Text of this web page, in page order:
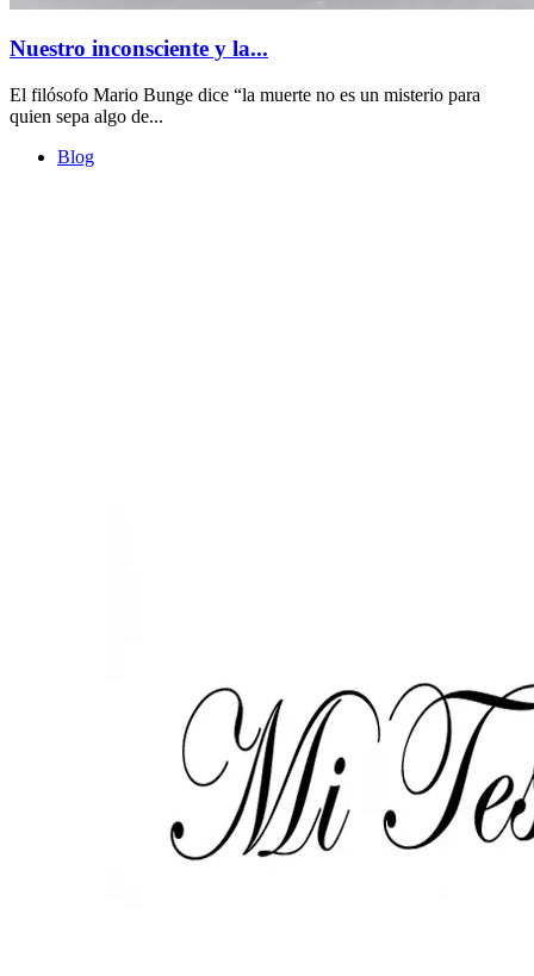
Nuestro inconsciente y la...
El filósofo Mario Bunge dice “la muerte no es un misterio para
quien sepa algo de...
Blog